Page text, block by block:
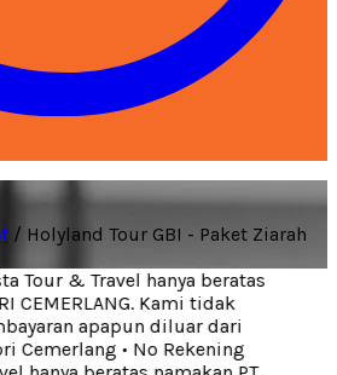
/ Holyland Tour GBI - Paket Ziarah
Tour & Travel hanya beratas
CEMERLANG. Kami tidak
apapun diluar dari
Cemerlang• No Rekening